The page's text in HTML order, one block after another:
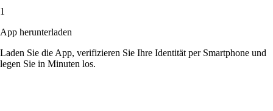
1
App herunterladen
Laden Sie die App, verifizieren Sie Ihre Identität per Smartphone und
legen Sie in Minuten los.